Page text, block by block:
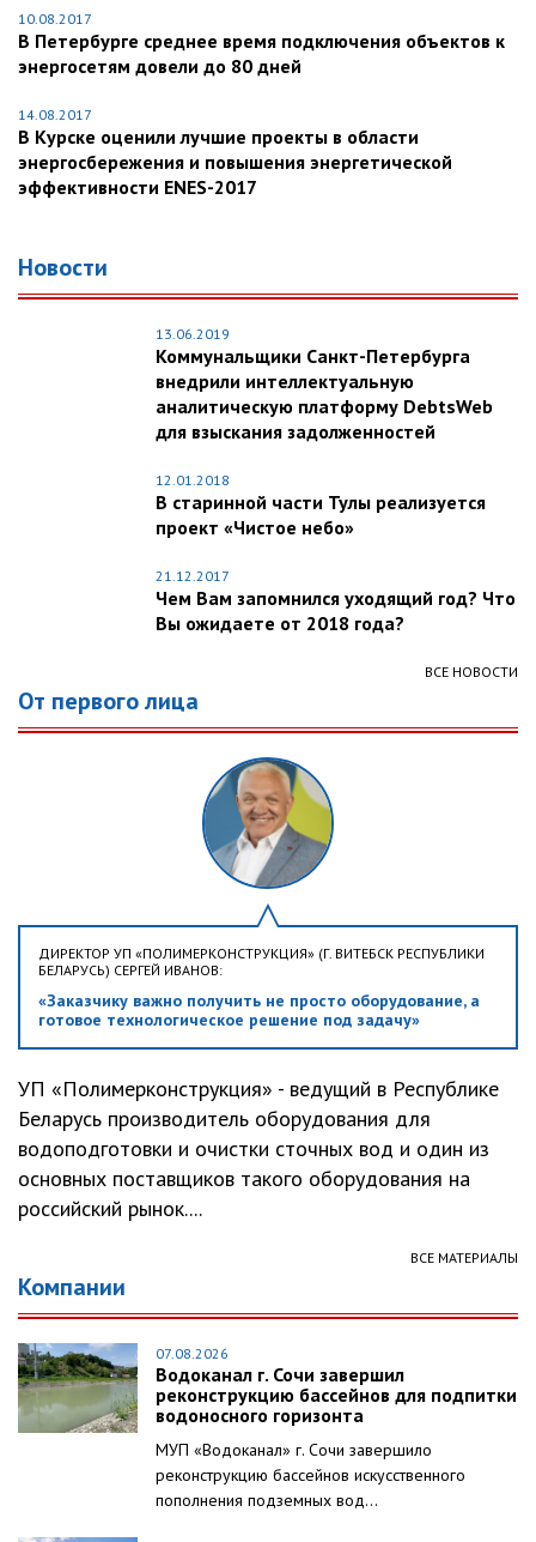
10.08.2017
В Петербурге среднее время подключения объектов к
энергосетям довели до 80 дней
14.08.2017
В Курске оценили лучшие проекты в области
энергосбережения и повышения энергетической
эффективности ENES-2017
Новости
13.06.2019
Коммунальщики Санкт-Петербурга
внедрили интеллектуальную
аналитическую платформу DebtsWeb
для взыскания задолженностей
12.01.2018
В старинной части Тулы реализуется
проект «Чистое небо»
21.12.2017
Чем Вам запомнился уходящий год? Что
Вы ожидаете от 2018 года?
ВСЕ НОВОСТИ
От первого лица
ДИРЕКТОР УП «ПОЛИМЕРКОНСТРУКЦИЯ» (Г. ВИТЕБСК РЕСПУБЛИКИ
БЕЛАРУСЬ) СЕРГЕЙ ИВАНОВ:
«Заказчику важно получить не просто оборудование, а
готовое технологическое решение под задачу»
УП «Полимерконструкция» - ведущий в Республике
Беларусь производитель оборудования для
водоподготовки и очистки сточных вод и один из
основных поставщиков такого оборудования на
российский рынок....
ВСЕ МАТЕРИАЛЫ
Компании
07.08.2026
Водоканал г. Сочи завершил
реконструкцию бассейнов для подпитки
водоносного горизонта
МУП «Водоканал» г. Сочи завершило
реконструкцию бассейнов искусственного
пополнения подземных вод...